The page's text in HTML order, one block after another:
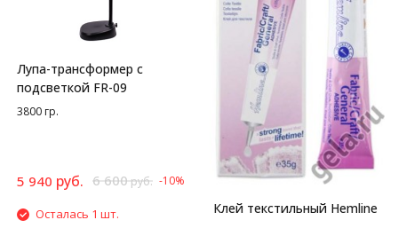
Лупа-трансформер с
подсветкой FR-09
3800 гр.
5 940 руб. 6 600руб. -10%
Осталась 1 шт. Клей текстильный Hemline